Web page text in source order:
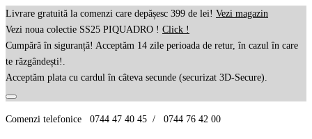
Livrare gratuită la comenzi care depășesc 399 de lei! Vezi magazin
Vezi noua colectie SS25 PIQUADRO ! Click !
Cumpără în siguranță! Acceptăm 14 zile perioada de retur, în cazul în care
te răzgândești!.
Acceptăm plata cu cardul în câteva secunde (securizat 3D-Secure).
Comenzi telefonice 0744 47 40 45 / 0744 76 42 00